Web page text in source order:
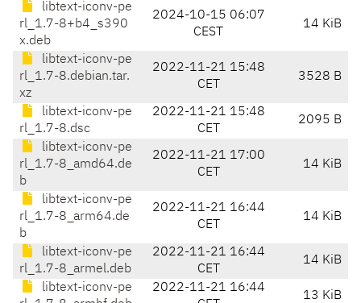
libtext-iconv-pe
rl_1.7-8+b4_s390
x.deb
2024-10-15 06:07
CEST
14 KiB
libtext-iconv-pe
rl_1.7-8.debian.tar.
xz
2022-11-21 15:48
CET
3528 B
libtext-iconv-pe
rl_1.7-8.dsc
2022-11-21 15:48
CET
2095 B
libtext-iconv-pe
rl_1.7-8_amd64.de
b
2022-11-21 17:00
CET
14 KiB
libtext-iconv-pe
rl_1.7-8_arm64.de
b
2022-11-21 16:44
CET
14 KiB
libtext-iconv-pe
rl_1.7-8_armel.deb
2022-11-21 16:44
CET
14 KiB
libtext-iconv-pe
2022-11-21 16:44
13 KiB